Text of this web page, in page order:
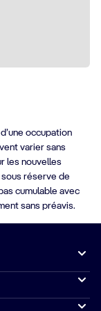
occupation
varier sans
les nouvelles
réserve de
cumulable avec
sans préavis.